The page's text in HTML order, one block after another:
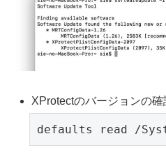
XProtectのバージョンの
defaults read /